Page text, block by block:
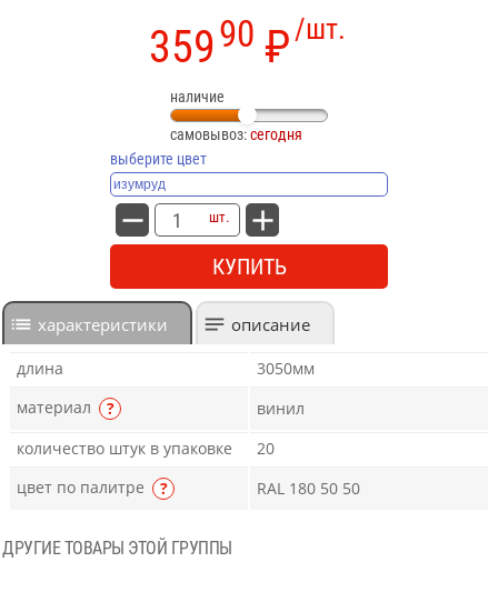
/шт.
35990 ₽
наличие
самовывоз:сегодня
выберите цвет
шт.
КУПИТЬ
характеристики описание
длина
3050мм
материал
?
винил
количество штук в упаковке
20
цвет по палитре
? RAL 180 50 50
ДРУГИЕ ТОВАРЫ ЭТОЙ ГРУППЫ